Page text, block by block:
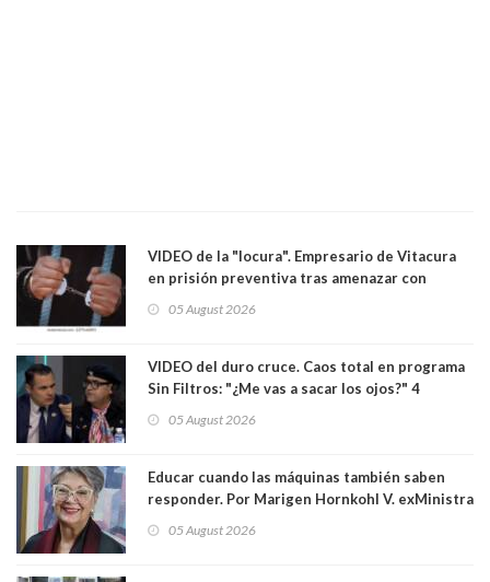
VIDEO de la "locura". Empresario de Vitacura
en prisión preventiva tras amenazar con
Los persiguió en potente camioneta
05 August 2026
VIDEO del duro cruce. Caos total en programa
Sin Filtros: "¿Me vas a sacar los ojos?" 4
excarabinero que dejó ciego a Gustavo Gatica:
05 August 2026
Educar cuando las máquinas también saben
responder. Por Marigen Hornkohl V. exMinistra
05 August 2026